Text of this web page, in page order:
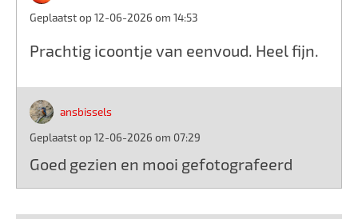
Geplaatst op 12-06-2026 om 14:53
Prachtig icoontje van eenvoud. Heel fijn.
ansbissels
Geplaatst op 12-06-2026 om 07:29
Goed gezien en mooi gefotografeerd